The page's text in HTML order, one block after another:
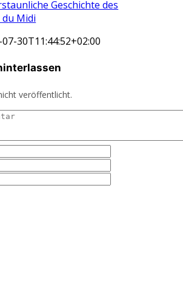
Geschichte des
du Midi
30T11:44:52+02:00
veröffentlicht.